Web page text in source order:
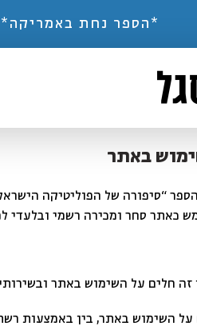
*הספר נחת באמריקה*
באתר
“סיפורה של הפוליטיקה
כאתר סחר ומכירה רשמי ובלעדי
זה חלים על השימוש באתר
על השימוש באתר, בין באמצעות